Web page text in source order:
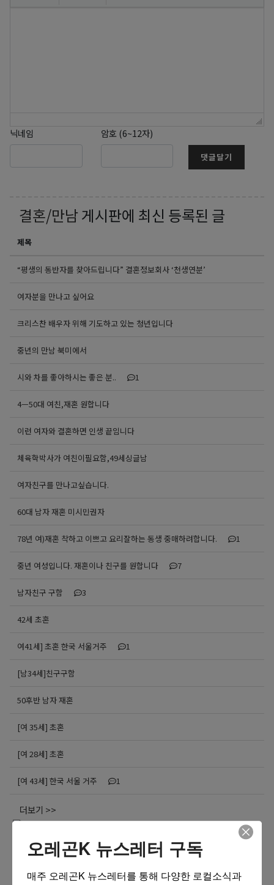
닉네임 암호 (6~12자)
댓글달기
결혼/만남 게시판에 최신 등록된 글
제목
“평생의 동반자를 찾아드립니다” 결혼정보회사 ‘천생연분’
여자분을 만나고 싶어요
크리스찬 배우자 위해 기도하고 있는 청년입니다
중년의 만남 북미에서
시와 차를 좋아하시는 좋은 분.. 1
4ㅡ50대 여친,재혼 원합니다
이런 여자와 결혼하면 인생 끝임니다
체육학박사가 여친이필요함,49세싱글남
여자친구를 만나고싶습니다.
60대 남자 재혼 미시민권자
78년 여)재혼 착하고 이쁘고 요리잘하는 동생 중매하려합니다. 1
중년 여성입니다. 재혼이나 친구를 원합니다 7
남자친구 구함 3
42세 초혼
여41세] 초혼 한국 서울거주 1
[남34세]친구구함
50후반 남자 재혼
[여 35세] 초혼
[여 28세] 초혼
[여 43세] 한국 서울 거주 1
더보기 >>
오레곤K 뉴스레터 구독
매주 오레곤K 뉴스레터를 통해 다양한 로컬소식과